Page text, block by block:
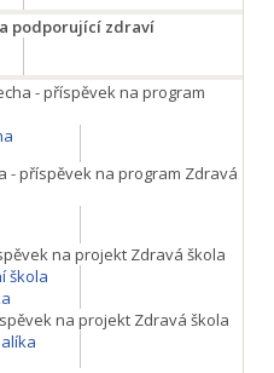
podporující zdraví
- příspěvek na program
- příspěvek na program Zdravá
na projekt Zdravá škola
škola
na projekt Zdravá škola